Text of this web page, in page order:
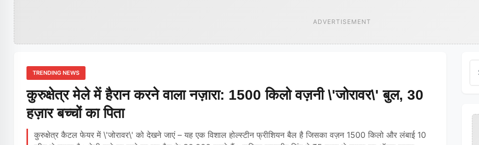
ADVERTISEMENT
TRENDING NEWS
कुरुक्षेत्र मेले में हैरान करने वाला नज़ारा: 1500 किलो वज़नी \'जोरावर\' बुल, 30
हज़ार बच्चों का पिता
कुरुक्षेत्र कैटल फेयर में \'जोरावर\' को देखने जाएं – यह एक विशाल होल्स्टीन फ्रीशियन बैल है जिसका वज़न 1500 किलो और लंबाई 10